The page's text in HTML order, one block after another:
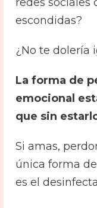
escondidas?
¿No te dolería
La forma de
emocional
que sin
Si amas,
única forma
es el